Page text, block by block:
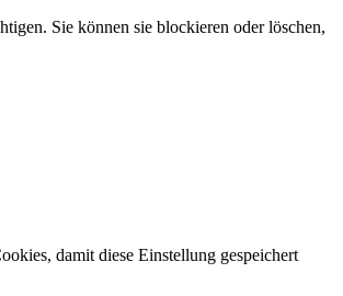
Sie können sie blockieren oder löschen,
damit diese Einstellung gespeichert